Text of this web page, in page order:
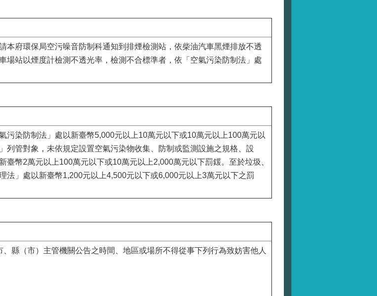
本府環保局空污噪音防制科通知到排煙檢測站，依柴油汽車黑煙排放不透
場站以煙度計檢測不透光率，檢測不合標準者，依「空氣污染防制法」處
污染防制法」處以新臺幣5,000元以上10萬元以下或10萬元以上100萬元以
列管對象，未依規定設置空氣污染物收集、防制或監測設施之規格、設
幣2萬元以上100萬元以下或10萬元以上2,000萬元以下罰鍰。至於垃圾、
法」處以新臺幣1,200元以上4,500元以下或6,000元以上3萬元以下之罰
縣（市）主管機關公告之時間、地區或場所不得從事下列行為致妨害他人